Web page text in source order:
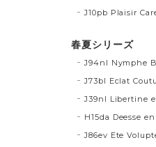
J10pb Plaisir
春夏シリーズ
J94nl Nymphe
J73bl Eclat
J39nl Libertine
H15da Deesse
J86ev Ete